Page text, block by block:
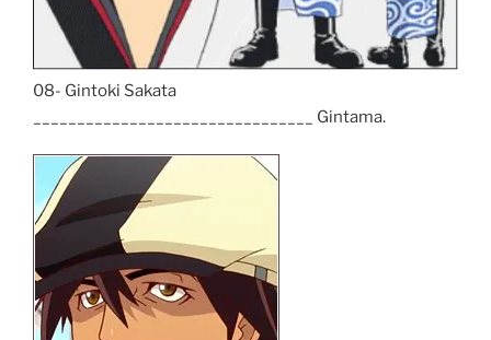
08- Gintoki Sakata
________________________________ Gintama.